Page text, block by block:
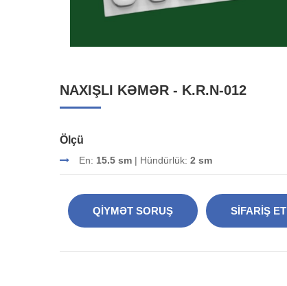
NAXIŞLI KƏMƏR - K.R.N-012
Ölçü
En: 15.5 sm | Hündürlük: 2 sm
QIYMƏT SORUŞ SIFARIŞ ET